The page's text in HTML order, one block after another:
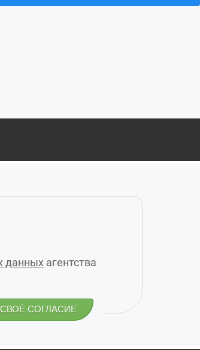
(4012) 77-12-32
данных агентства
СОГЛАСИЕ